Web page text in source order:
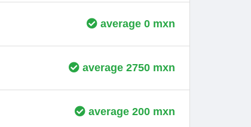
average 0 mxn
average 2750 mxn
average 200 mxn